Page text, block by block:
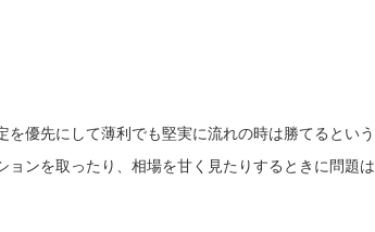
優先にして薄利でも堅実に流れの時は勝てるという
ンを取ったり、相場を甘く見たりするときに問題は